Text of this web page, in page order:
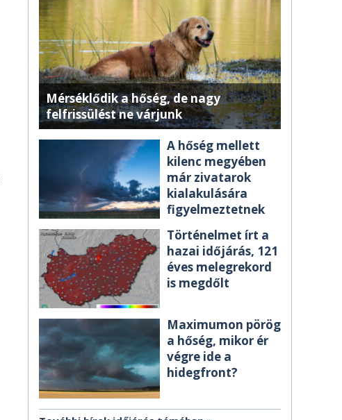
Mérséklődik a hőség, de nagy
felfrissülést ne várjunk
A hőség mellett
kilenc megyében
már zivatarok
kialakulására
figyelmeztetnek
Történelmet írt a
hazai időjárás, 121
éves melegrekord
is megdőlt
Maximumon pörög
a hőség, mikor ér
végre ide a
hidegfront?